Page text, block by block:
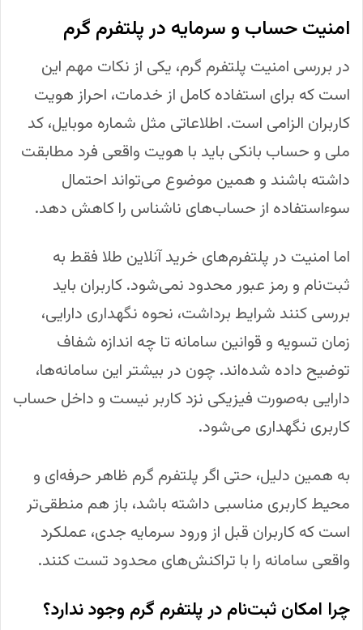
امنیت حساب و سرمایه در پلتفرم گرم
در بررسی امنیت پلتفرم گرم، یکی از نکات مهم این
است که برای استفاده کامل از خدمات، احراز هویت
کاربران الزامی است. اطلاعاتی مثل شماره موبایل، کد
ملی و حساب بانکی باید با هویت واقعی فرد مطابقت
داشته باشند و همین موضوع می‌تواند احتمال
سوءاستفاده از حساب‌های ناشناس را کاهش دهد.
اما امنیت در پلتفرم‌های خرید آنلاین طلا فقط به
ثبت‌نام و رمز عبور محدود نمی‌شود. کاربران باید
بررسی کنند شرایط برداشت، نحوه نگهداری دارایی،
زمان تسویه و قوانین سامانه تا چه اندازه شفاف
توضیح داده شده‌اند. چون در بیشتر این سامانه‌ها،
دارایی به‌صورت فیزیکی نزد کاربر نیست و داخل حساب
کاربری نگهداری می‌شود.
به همین دلیل، حتی اگر پلتفرم گرم ظاهر حرفه‌ای و
محیط کاربری مناسبی داشته باشد، باز هم منطقی‌تر
است که کاربران قبل از ورود سرمایه جدی، عملکرد
واقعی سامانه را با تراکنش‌های محدود تست کنند.
چرا امکان ثبت‌نام در پلتفرم گرم وجود ندارد؟